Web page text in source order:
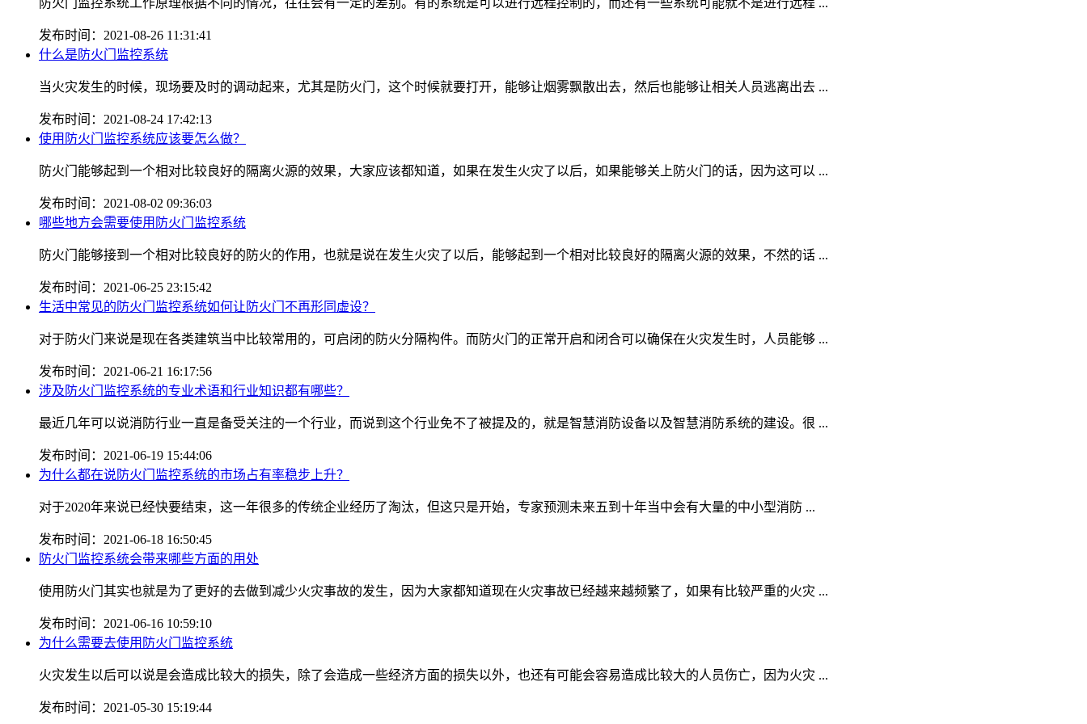
发布时间：2021-08-26 11:31:41
什么是防火门监控系统
当火灾发生的时候，现场要及时的调动起来，尤其是防火门，这个时候就要打开，能够让烟雾飘散出去，然后也能够让相关人员逃离出去 ...
发布时间：2021-08-24 17:42:13
使用防火门监控系统应该要怎么做？
防火门能够起到一个相对比较良好的隔离火源的效果，大家应该都知道，如果在发生火灾了以后，如果能够关上防火门的话，因为这可以 ...
发布时间：2021-08-02 09:36:03
哪些地方会需要使用防火门监控系统
防火门能够接到一个相对比较良好的防火的作用，也就是说在发生火灾了以后，能够起到一个相对比较良好的隔离火源的效果，不然的话 ...
发布时间：2021-06-25 23:15:42
生活中常见的防火门监控系统如何让防火门不再形同虚设？
对于防火门来说是现在各类建筑当中比较常用的，可启闭的防火分隔构件。而防火门的正常开启和闭合可以确保在火灾发生时，人员能够 ...
发布时间：2021-06-21 16:17:56
涉及防火门监控系统的专业术语和行业知识都有哪些？
最近几年可以说消防行业一直是备受关注的一个行业，而说到这个行业免不了被提及的，就是智慧消防设备以及智慧消防系统的建设。很 ...
发布时间：2021-06-19 15:44:06
为什么都在说防火门监控系统的市场占有率稳步上升？
对于2020年来说已经快要结束，这一年很多的传统企业经历了淘汰，但这只是开始，专家预测未来五到十年当中会有大量的中小型消防 ...
发布时间：2021-06-18 16:50:45
防火门监控系统会带来哪些方面的用处
使用防火门其实也就是为了更好的去做到减少火灾事故的发生，因为大家都知道现在火灾事故已经越来越频繁了，如果有比较严重的火灾 ...
发布时间：2021-06-16 10:59:10
为什么需要去使用防火门监控系统
火灾发生以后可以说是会造成比较大的损失，除了会造成一些经济方面的损失以外，也还有可能会容易造成比较大的人员伤亡，因为火灾 ...
发布时间：2021-05-30 15:19:44